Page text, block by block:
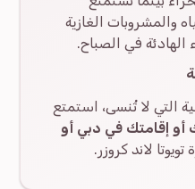
والمشروبات الغازية
الهادئة في الصباح.
التي لا تُنسى، استمتع
أو إقامتك في دبي أو
لاند كروزر.